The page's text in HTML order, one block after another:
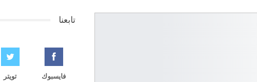
تابعنا
فايسبوك تويتر